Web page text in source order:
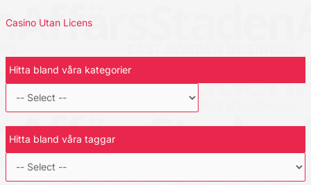
Casino Utan Licens
Hitta bland våra kategorier
Hitta bland våra taggar